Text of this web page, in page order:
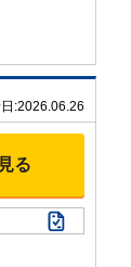
:2026.06.26
る